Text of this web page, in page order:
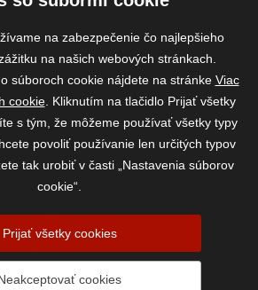
platba
- Tomáš Kroupa e-shop, Kanice 307, 664 01
venkov, IČ: 75785439
na zabezpečenie čo najlepšieho
na našich webových stránkach.
súboroch cookie nájdete na stránke Viac
cookie. Kliknutím na tlačidlo Prijať všetky
s tým, že môžeme používať všetky typy
povoliť používanie len určitých typov
tak urobiť v časti „Nastavenia súborov
cookie“.
Prijať všetky cookies
cookies